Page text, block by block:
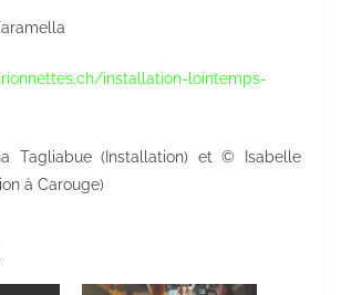
installation-lointemps-
Tagliabue (Installation) et © Isabelle
à Carouge)